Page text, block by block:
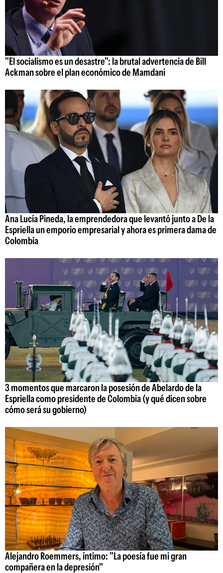
"El socialismo es un desastre": la brutal advertencia de Bill
Ackman sobre el plan económico de Mamdani
Ana Lucía Pineda, la emprendedora que levantó junto a De la
Espriella un emporio empresarial y ahora es primera dama de
Colombia
3 momentos que marcaron la posesión de Abelardo de la
Espriella como presidente de Colombia (y qué dicen sobre
cómo será su gobierno)
Alejandro Roemmers, íntimo: "La poesía fue mi gran
compañera en la depresión"